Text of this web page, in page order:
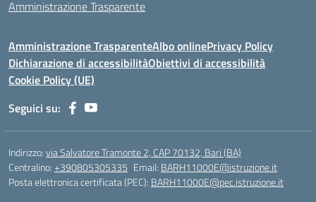
Amministrazione Trasparente
Amministrazione TrasparenteAlbo onlinePrivacy Policy
Dichiarazione di accessibilitàObiettivi di accessibilità
Cookie Policy (UE)
Seguici su:
Indirizzo:via Salvatore Tramonte 2, CAP 70132, Bari (BA)
Centralino:+390805305335 Email: BARH11000E@istruzione.it
Posta elettronica certificata (PEC): BARH11000E@pec.istruzione.it